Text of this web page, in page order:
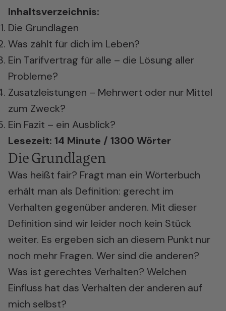
Inhaltsverzeichnis:
Die Grundlagen
Was zählt für dich im Leben?
Ein Tarifvertrag für alle – die Lösung aller
Probleme?
Zusatzleistungen – Mehrwert oder nur Mittel
zum Zweck?
Ein Fazit – ein Ausblick?
Lesezeit: 14 Minute / 1300 Wörter
Die Grundlagen
Was heißt fair? Fragt man ein Wörterbuch
erhält man als Definition: gerecht im
Verhalten gegenüber anderen. Mit dieser
Definition sind wir leider noch kein Stück
weiter. Es ergeben sich an diesem Punkt nur
noch mehr Fragen. Wer sind die anderen?
Was ist gerechtes Verhalten? Welchen
Einfluss hat das Verhalten der anderen auf
mich selbst?